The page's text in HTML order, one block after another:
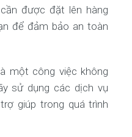
được đặt lên hàng
để đảm bảo an toàn
một công việc không
sử dụng các dịch vụ
giúp trong quá trình